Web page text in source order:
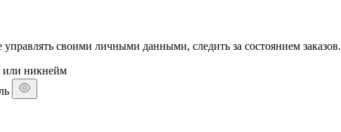
своими личными данными, следить за состоянием заказов.
или никнейм